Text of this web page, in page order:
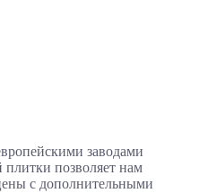
заводами
позволяет нам
с дополнительными